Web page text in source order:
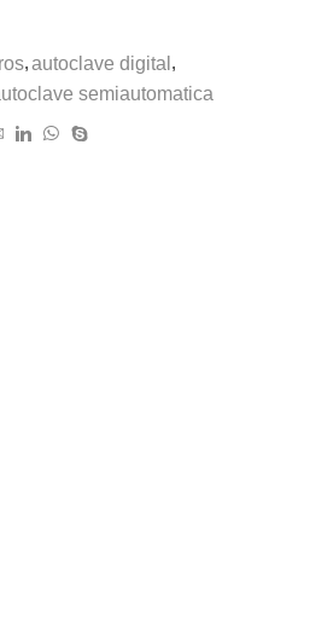
,autoclave digital ,
semiautomatica